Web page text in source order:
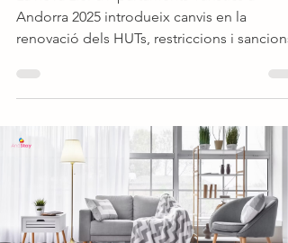
Andorra 2025 introdueix canvis en la
renovació dels HUTs, restriccions i sancions.